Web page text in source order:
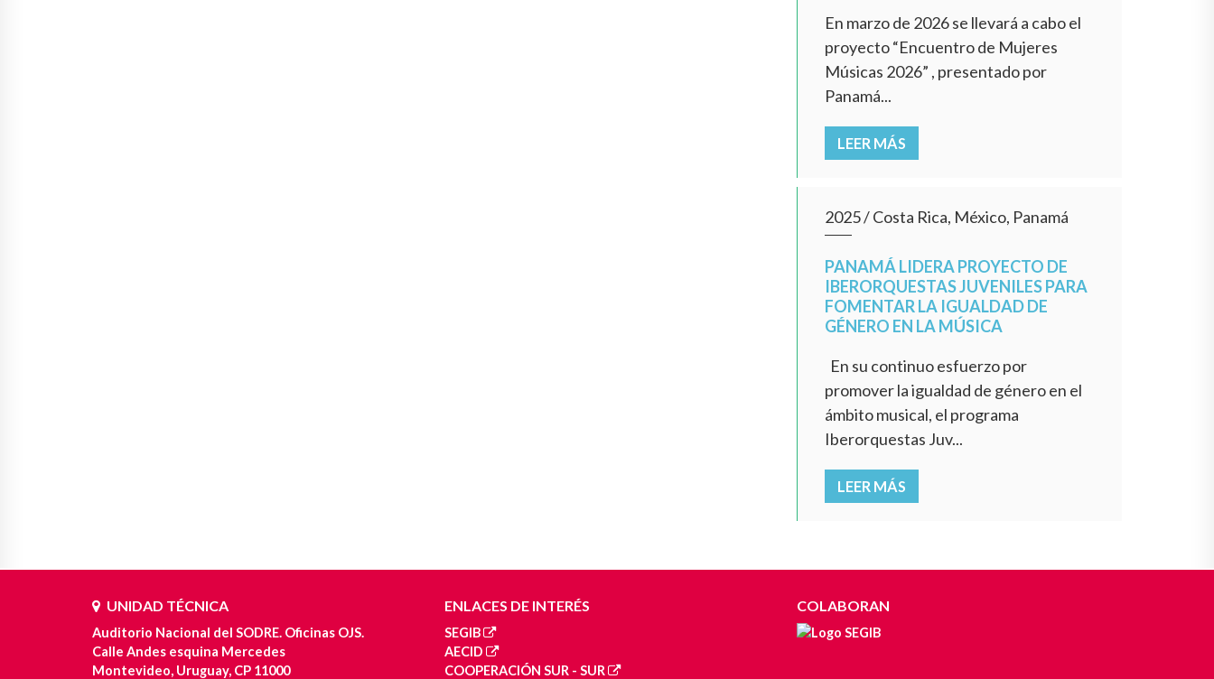
En marzo de 2026 se llevará a cabo el
proyecto “Encuentro de Mujeres
Músicas 2026” , presentado por
Panamá...
LEER MÁS
2025/Costa Rica, México, Panamá
PANAMÁ LIDERA PROYECTO DE
IBERORQUESTAS JUVENILES PARA
FOMENTAR LA IGUALDAD DE
GÉNERO EN LA MÚSICA
En su continuo esfuerzo por
promover la igualdad de género en el
ámbito musical, el programa
Iberorquestas Juv...
LEER MÁS
UNIDAD TÉCNICA
Auditorio Nacional del SODRE. Oficinas OJS.
Calle Andes esquina Mercedes
Montevideo, Uruguay, CP 11000
ENLACES DE INTERÉS
SEGIB
AECID
COOPERACIÓN SUR - SUR
COLABORAN